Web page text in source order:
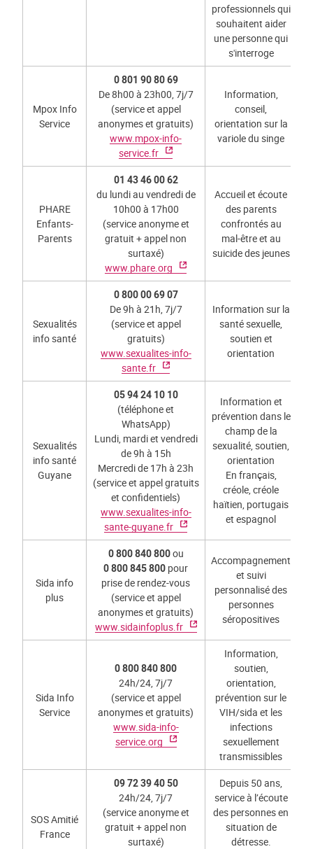
professionnels qui
souhaitent aider
une personne qui
s'interroge
Mpox Info
Service
0 801 90 80 69
De 8h00 à 23h00, 7j/7
(service et appel
anonymes et gratuits)
www.mpox-info-
service.fr
Information,
conseil,
orientation sur la
variole du singe
PHARE
Enfants-
Parents
01 43 46 00 62
du lundi au vendredi de
10h00 à 17h00
(service anonyme et
gratuit + appel non
surtaxé)
www.phare.org
Accueil et écoute
des parents
confrontés au
mal-être et au
suicide des jeunes
Sexualités
info santé
0 800 00 69 07
De 9h à 21h, 7j/7
(service et appel
gratuits)
www.sexualites-info-
sante.fr
Information sur la
santé sexuelle,
soutien et
orientation
Sexualités
info santé
Guyane
05 94 24 10 10
(téléphone et
WhatsApp)
Lundi, mardi et vendredi
de 9h à 15h
Mercredi de 17h à 23h
(service et appel gratuits
et confidentiels)
www.sexualites-info-
sante-guyane.fr
Information et
prévention dans le
champ de la
sexualité, soutien,
orientation
En français,
créole, créole
haïtien, portugais
et espagnol
Sida info
plus
0 800 840 800ou
0 800 845 800 pour
prise de rendez-vous
(service et appel
anonymes et gratuits)
www.sidainfoplus.fr
Accompagnement
et suivi
personnalisé des
personnes
séropositives
Sida Info
Service
0 800 840 800
24h/24, 7j/7
(service et appel
anonymes et gratuits)
www.sida-info-
service.org
Information,
soutien,
orientation,
prévention sur le
VIH/sida et les
infections
sexuellement
transmissibles
SOS Amitié
France
09 72 39 40 50
24h/24, 7j/7
(service anonyme et
gratuit + appel non
surtaxé)
Depuis 50 ans,
service à l’écoute
des personnes en
situation de
détresse.